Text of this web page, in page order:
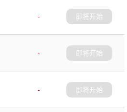
-
即将开始
-
即将开始
-
即将开始